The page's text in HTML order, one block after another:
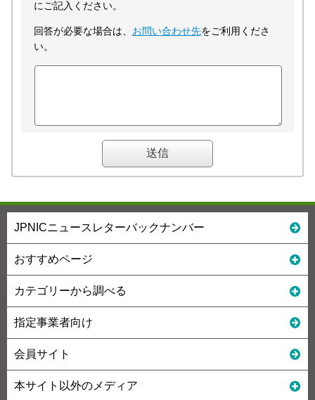
にご記入ください。
回答が必要な場合は、 お問い合わせ先をご利用くださ
い。
JPNICニュースレターバックナンバー
おすすめページ
カテゴリーから調べる
指定事業者向け
会員サイト
本サイト以外のメディア